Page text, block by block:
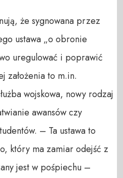
że sygnowana przez
ustawa „o obronie
uregulować i poprawić
założenia to m.in.
wojskowa, nowy rodzaj
awansów czy
– Ta ustawa to
który ma zamiar odejść z
jest w pośpiechu –